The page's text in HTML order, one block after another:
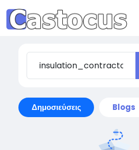
Δημοσιεύσεις Blogs